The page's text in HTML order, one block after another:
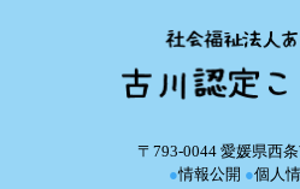
〒793-0044 愛媛県西
●情報公開 ●個人